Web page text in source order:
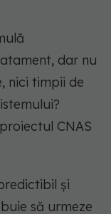
dar nu
nici timpii de
CNAS
și
să urmeze